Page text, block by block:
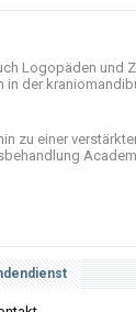
Logopäden und
in der
hin zu einer